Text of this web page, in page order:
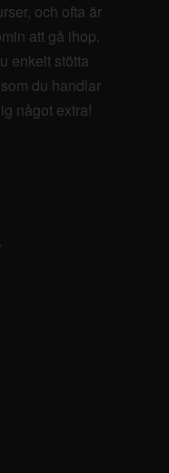
och ofta är
att gå ihop.
enkelt stötta
du handlar
något extra!